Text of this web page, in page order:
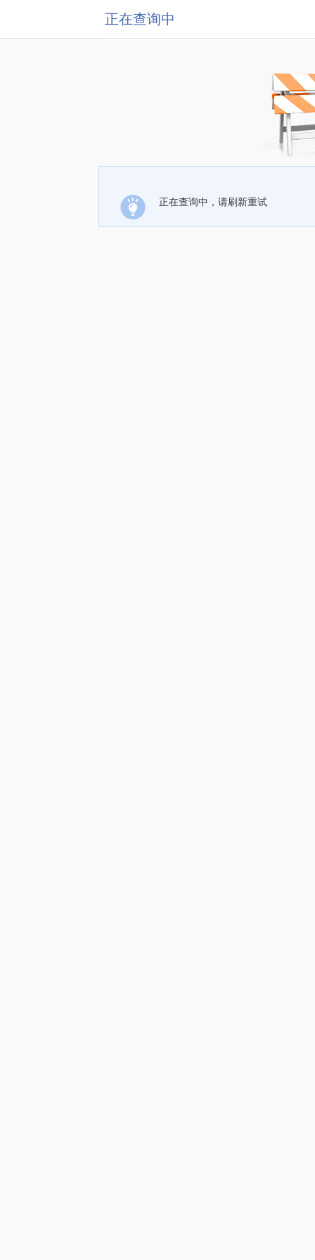
正在查询中
正在查询中，请刷新重试